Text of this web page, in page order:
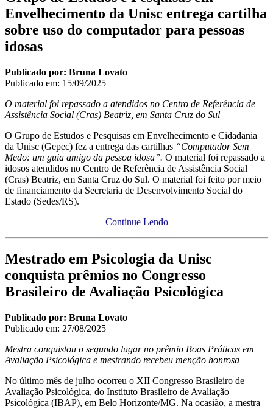
Envelhecimento da Unisc entrega cartilha
sobre uso do computador para pessoas
idosas
Publicado por: Bruna Lovato
Publicado em: 15/09/2025
O material foi repassado a atendidos no Centro de Referência de
Assistência Social (Cras) Beatriz, em Santa Cruz do Sul
O Grupo de Estudos e Pesquisas em Envelhecimento e Cidadania
da Unisc (Gepec) fez a entrega das cartilhas “Computador Sem
Medo: um guia amigo da pessoa idosa”. O material foi repassado a
idosos atendidos no Centro de Referência de Assistência Social
(Cras) Beatriz, em Santa Cruz do Sul. O material foi feito por meio
de financiamento da Secretaria de Desenvolvimento Social do
Estado (Sedes/RS).
Continue Lendo
Mestrado em Psicologia da Unisc
conquista prêmios no Congresso
Brasileiro de Avaliação Psicológica
Publicado por: Bruna Lovato
Publicado em: 27/08/2025
Mestra conquistou o segundo lugar no prêmio Boas Práticas em
Avaliação Psicológica e mestrando recebeu menção honrosa
No último mês de julho ocorreu o XII Congresso Brasileiro de
Avaliação Psicológica, do Instituto Brasileiro de Avaliação
Psicológica (IBAP), em Belo Horizonte/MG. Na ocasião, a mestra